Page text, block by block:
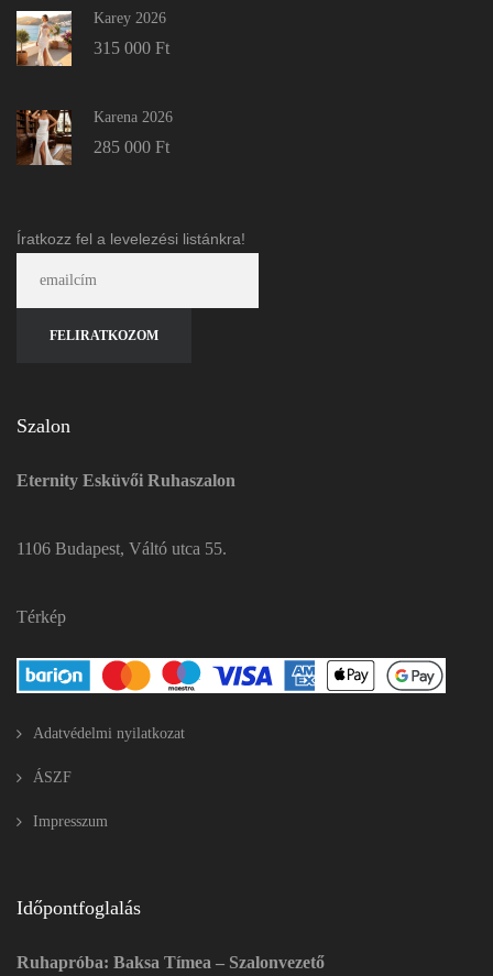
Karey 2026
315 000 Ft
Karena 2026
285 000 Ft
Íratkozz fel a levelezési listánkra!
Szalon
Eternity Esküvői Ruhaszalon
1106 Budapest, Váltó utca 55.
Térkép
Adatvédelmi nyilatkozat
ÁSZF
Impresszum
Időpontfoglalás
Ruhapróba: Baksa Tímea – Szalonvezető